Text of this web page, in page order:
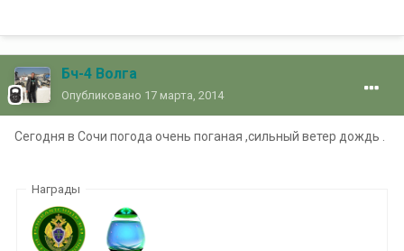
Бч-4 Волга
Опубликовано 17 марта, 2014
Сегодня в Сочи погода очень поганая ,сильный ветер дождь .
Награды